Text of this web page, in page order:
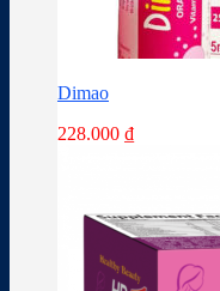
Dimao
228.000 ₫